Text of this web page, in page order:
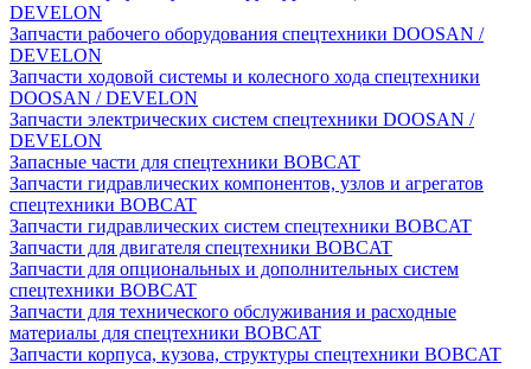
DEVELON
Запчасти рабочего оборудования спецтехники DOOSAN /
DEVELON
Запчасти ходовой системы и колесного хода спецтехники
DOOSAN / DEVELON
Запчасти электрических систем спецтехники DOOSAN /
DEVELON
Запасные части для спецтехники BOBCAT
Запчасти гидравлических компонентов, узлов и агрегатов
спецтехники BOBCAT
Запчасти гидравлических систем спецтехники BOBCAT
Запчасти для двигателя спецтехники BOBCAT
Запчасти для опциональных и дополнительных систем
спецтехники BOBCAT
Запчасти для технического обслуживания и расходные
материалы для спецтехники BOBCAT
Запчасти корпуса, кузова, структуры спецтехники BOBCAT